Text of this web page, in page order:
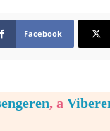
Facebook
, a